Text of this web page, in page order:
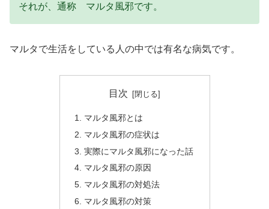
それが、通称 マルタ風邪です。
マルタで生活をしている人の中では有名な病気です。
目次
マルタ風邪とは
マルタ風邪の症状は
実際にマルタ風邪になった話
マルタ風邪の原因
マルタ風邪の対処法
マルタ風邪の対策